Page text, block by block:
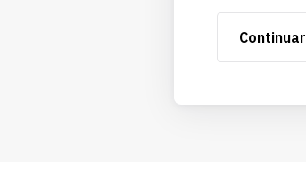
Continuar